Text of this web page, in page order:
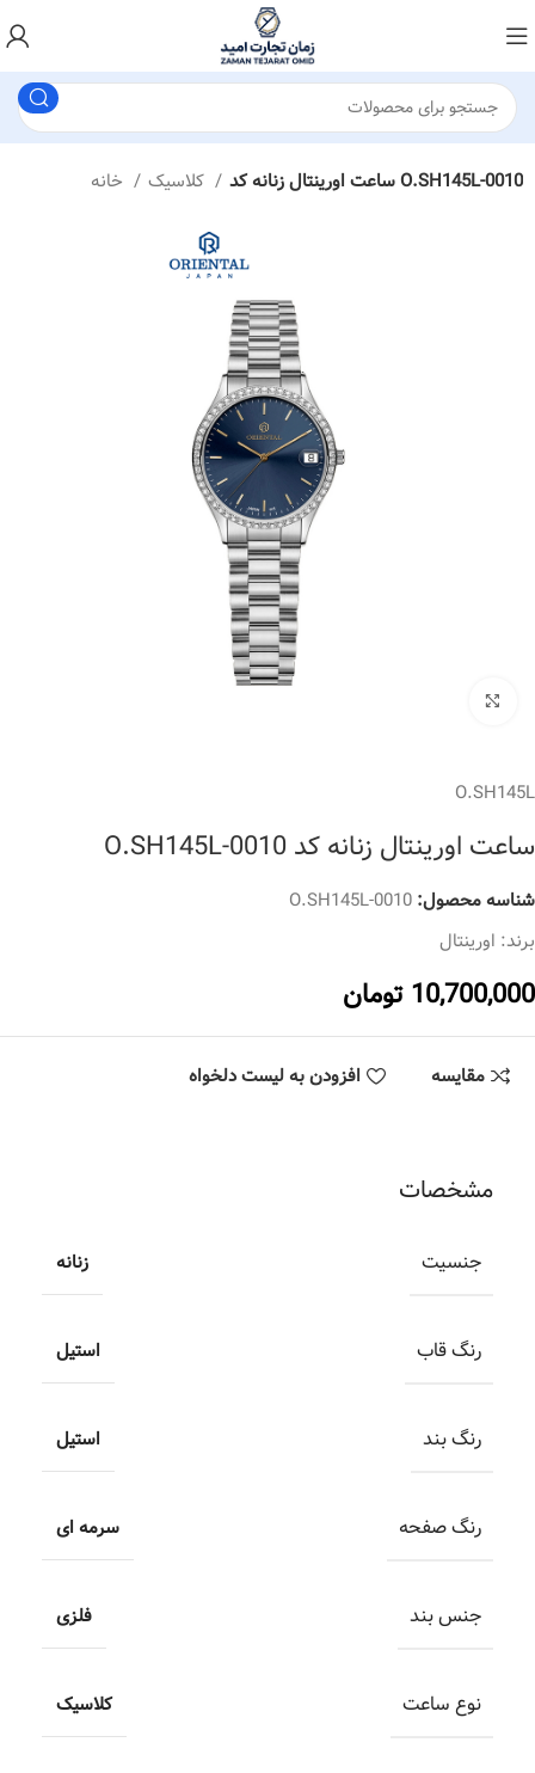
کلاسیک ساعت اورینتال زنانه کد O.SH145L-0010
O.SH145L
ساعت اورینتال زنانه کد O.SH145L-0010
شناسه محصول:O.SH145L-0010
برند: اورینتال
10,700,000 تومان
مقایسه افزودن به لیست دلخواه
مشخصات
جنسیت زنانه
رنگ قاب استیل
رنگ بند استیل
رنگ صفحه سرمه ای
جنس بند فلزی
نوع ساعت کلاسیک